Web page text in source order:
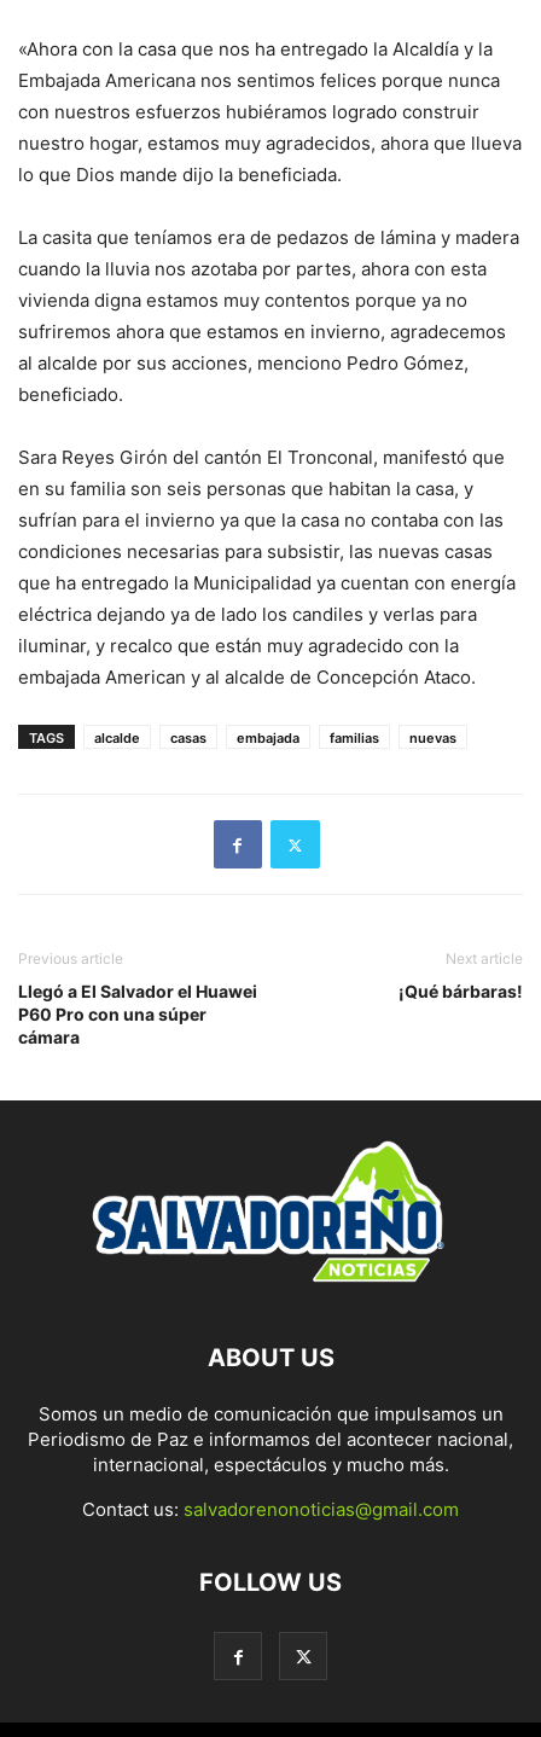
«Ahora con la casa que nos ha entregado la Alcaldía y la
Embajada Americana nos sentimos felices porque nunca
con nuestros esfuerzos hubiéramos logrado construir
nuestro hogar, estamos muy agradecidos, ahora que llueva
lo que Dios mande dijo la beneficiada.
La casita que teníamos era de pedazos de lámina y madera
cuando la lluvia nos azotaba por partes, ahora con esta
vivienda digna estamos muy contentos porque ya no
sufriremos ahora que estamos en invierno, agradecemos
al alcalde por sus acciones, menciono Pedro Gómez,
beneficiado.
Sara Reyes Girón del cantón El Tronconal, manifestó que
en su familia son seis personas que habitan la casa, y
sufrían para el invierno ya que la casa no contaba con las
condiciones necesarias para subsistir, las nuevas casas
que ha entregado la Municipalidad ya cuentan con energía
eléctrica dejando ya de lado los candiles y verlas para
iluminar, y recalco que están muy agradecido con la
embajada American y al alcalde de Concepción Ataco.
TAGS alcalde casas embajada familias nuevas
Previous article
Llegó a El Salvador el Huawei
P60 Pro con una súper
cámara
Next article
¡Qué bárbaras!
ABOUT US
Somos un medio de comunicación que impulsamos un
Periodismo de Paz e informamos del acontecer nacional,
internacional, espectáculos y mucho más.
Contact us: salvadorenonoticias@gmail.com
FOLLOW US